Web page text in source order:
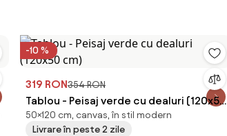
-10 %
319 RON354 RON
Tablou - Peisaj verde cu dealuri (120x50
cm)
50×120 cm, canvas, în stil modern
Livrare în peste 2 zile